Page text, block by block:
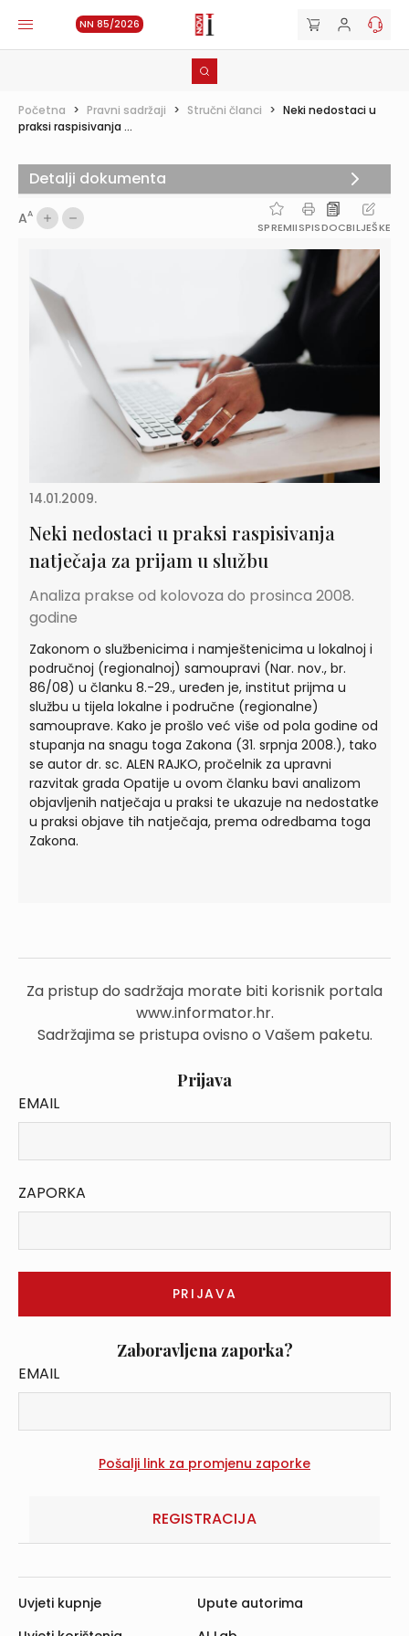
NN 85/2026
Početna > Pravni sadržaji > Stručni članci > Neki nedostaci u
praksi raspisivanja ...
AA
SPREMIISPISDOCBILJEŠKE
14.01.2009.
Neki nedostaci u praksi raspisivanja
natječaja za prijam u službu
Analiza prakse od kolovoza do prosinca 2008.
godine
Zakonom o službenicima i namještenicima u lokalnoj i
područnoj (regionalnoj) samoupravi (Nar. nov., br.
86/08) u članku 8.-29., uređen je, institut prijma u
službu u tijela lokalne i područne (regionalne)
samouprave. Kako je prošlo već više od pola godine od
stupanja na snagu toga Zakona (31. srpnja 2008.), tako
se autor dr. sc. ALEN RAJKO, pročelnik za upravni
razvitak grada Opatije u ovom članku bavi analizom
objavljenih natječaja u praksi te ukazuje na nedostatke
u praksi objave tih natječaja, prema odredbama toga
Zakona.
Za pristup do sadržaja morate biti korisnik portala
www.informator.hr.
Sadržajima se pristupa ovisno o Vašem paketu.
Prijava
EMAIL
ZAPORKA
Zaboravljena zaporka?
EMAIL
REGISTRACIJA
Detalji dokumenta
Uvjeti kupnje
Upute autorima